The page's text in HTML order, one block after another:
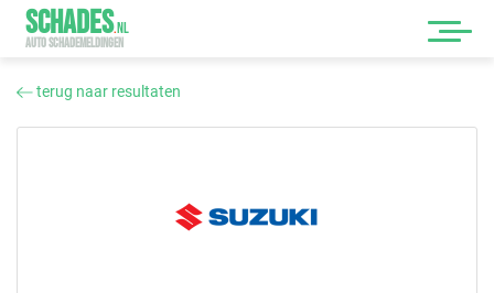
SCHADES.NL
AUTO SCHADEMELDINGEN
terug naar resultaten